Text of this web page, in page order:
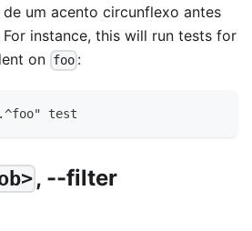
um acento circunflexo antes
instance, this will run tests for
on foo :
test
, --filter